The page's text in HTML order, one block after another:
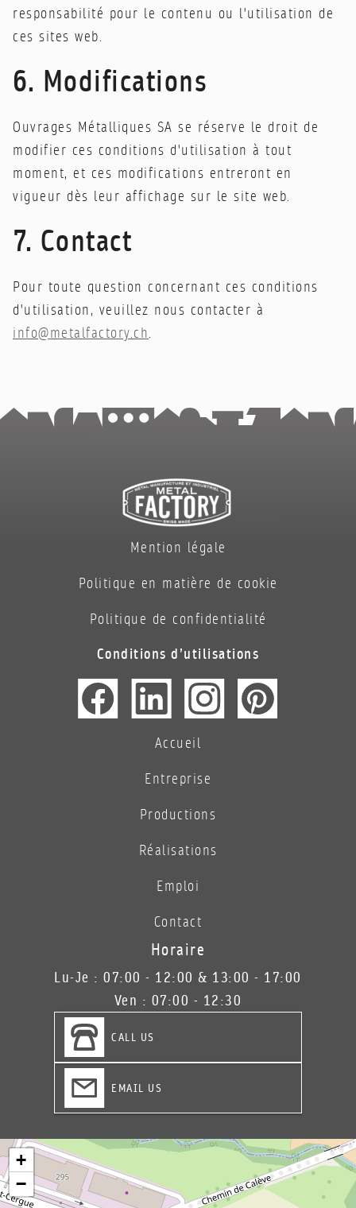
responsabilité pour le contenu ou l'utilisation de
ces sites web.
6. Modifications
Ouvrages Métalliques SA se réserve le droit de
modifier ces conditions d'utilisation à tout
moment, et ces modifications entreront en
vigueur dès leur affichage sur le site web.
7. Contact
Pour toute question concernant ces conditions
d'utilisation, veuillez nous contacter à
info@metalfactory.ch.
Mention légale
Politique en matière de cookie
Politique de confidentialité
Conditions d’utilisations
Accueil
Entreprise
Productions
Réalisations
Emploi
Contact
Horaire
Lu-Je : 07:00 - 12:00 & 13:00 - 17:00
Ven : 07:00 - 12:30
CALL US
EMAIL US
+
−